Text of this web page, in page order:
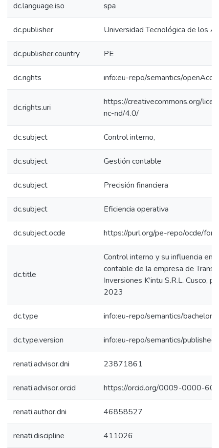
dc.language.iso spa
dc.publisher Universidad Tecnológica de los
dc.publisher.country PE
dc.rights info:eu-repo/semantics/
dc.rights.uri
https://creativecommons.org/
nc-nd/4.0/
dc.subject Control interno,
dc.subject Gestión contable
dc.subject Precisión financiera
dc.subject Eficiencia operativa
dc.subject.ocde https://purl.org/pe-repo/ocde/
dc.title
Control interno y su influencia en
contable de la empresa de
Inversiones K'intu S.R.L. Cusco,
2023
dc.type info:eu-repo/semantics/
dc.type.version info:eu-repo/semantics/
renati.advisor.dni 23871861
renati.advisor.orcid https://orcid.org/0009-0000-
renati.author.dni 46858527
renati.discipline 411026